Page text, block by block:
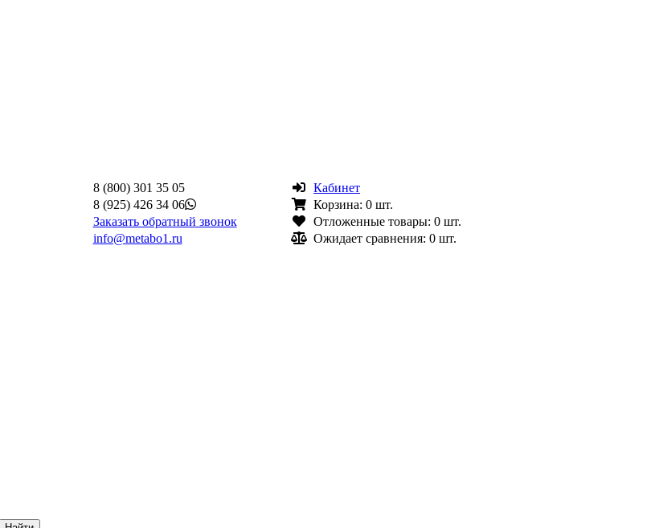
8 (800) 301 35 05
8 (925) 426 34 06
Заказать обратный звонок
info@metabo1.ru
Кабинет
Корзина: 0 шт.
Отложенные товары: 0 шт.
Ожидает сравнения: 0 шт.